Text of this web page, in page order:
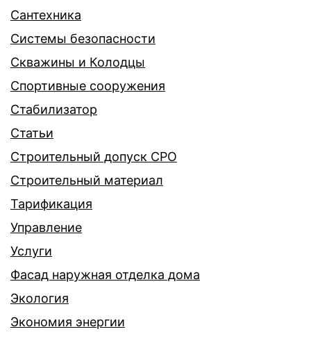
Сантехника
Системы безопасности
Скважины и Колодцы
Спортивные сооружения
Стабилизатор
Статьи
Строительный допуск СРО
Строительный материал
Тарификация
Управление
Услуги
Фасад наружная отделка дома
Экология
Экономия энергии